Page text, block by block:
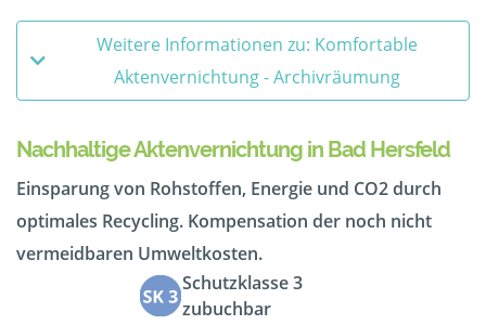
Weitere Informationen zu: Komfortable
Aktenvernichtung - Archivräumung
Nachhaltige Aktenvernichtung in Bad Hersfeld
Einsparung von Rohstoffen, Energie und CO2 durch
optimales Recycling. Kompensation der noch nicht
vermeidbaren Umweltkosten.
Schutzklasse 3
zubuchbar